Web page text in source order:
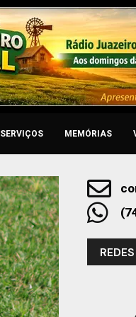
SERVIÇOS MEMÓRIAS